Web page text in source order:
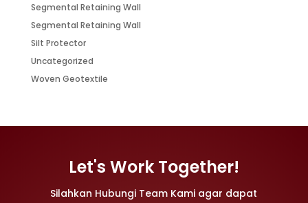
Segmental Retaining Wall
Segmental Retaining Wall
Silt Protector
Uncategorized
Woven Geotextile
Let's Work Together!
Silahkan Hubungi Team Kami agar dapat